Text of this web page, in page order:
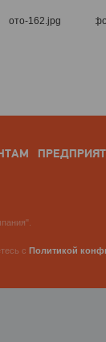
с Политикой